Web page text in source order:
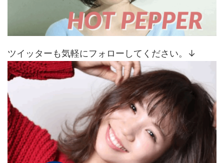
ツイッターも気軽にフォローしてください。↓